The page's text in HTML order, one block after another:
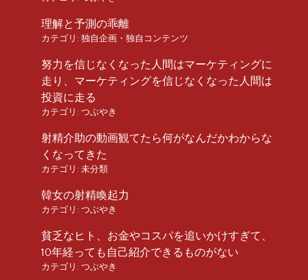
理解と予測の乖離
カテゴリ: 独自企画・独自コンテンツ
努力を信じなくなった人間はマーケティングに
走り、マーケティングを信じなくなった人間は
投資に走る
カテゴリ: つぶやき
射精介助の動画観てたら何がなんだかわからな
くなってきた
カテゴリ: 未分類
韓女の射精喚起力
カテゴリ: つぶやき
貧乏なヒト、お金やコスパを追いかけすぎて、
10年経っても自己紹介できるものがない
カテゴリ: つぶやき